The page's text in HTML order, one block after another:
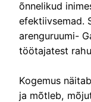
õnnelikud
efektiivsemad.
arenguruumi-
töötajatest
Kogemus
ja mõtleb,